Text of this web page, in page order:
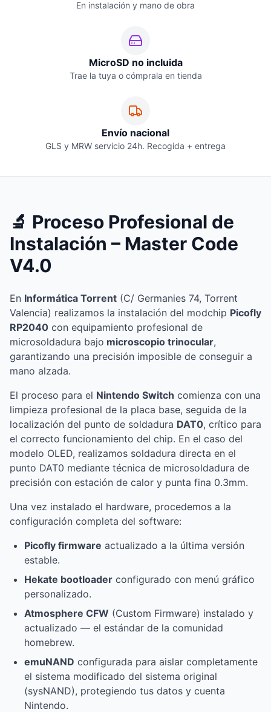
En instalación y mano de obra
MicroSD no incluida
Trae la tuya o cómprala en tienda
Envío nacional
GLS y MRW servicio 24h. Recogida + entrega
🔬 Proceso Profesional de
Instalación – Master Code
V4.0
En Informática Torrent (C/ Germanies 74, Torrent
Valencia) realizamos la instalación del modchip Picofly
RP2040 con equipamiento profesional de
microsoldadura bajo microscopio trinocular,
garantizando una precisión imposible de conseguir a
mano alzada.
El proceso para el Nintendo Switch comienza con una
limpieza profesional de la placa base, seguida de la
localización del punto de soldadura DAT0, crítico para
el correcto funcionamiento del chip. En el caso del
modelo OLED, realizamos soldadura directa en el
punto DAT0 mediante técnica de microsoldadura de
precisión con estación de calor y punta fina 0.3mm.
Una vez instalado el hardware, procedemos a la
configuración completa del software:
Picofly firmware actualizado a la última versión
estable.
Hekate bootloader configurado con menú gráfico
personalizado.
Atmosphere CFW (Custom Firmware) instalado y
actualizado — el estándar de la comunidad
homebrew.
emuNAND configurada para aislar completamente
el sistema modificado del sistema original
(sysNAND), protegiendo tus datos y cuenta
Nintendo.